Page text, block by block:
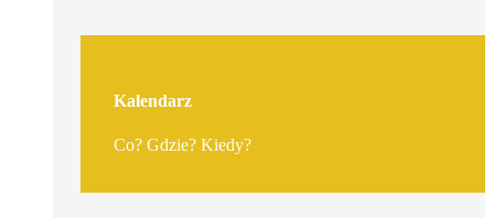
Kalendarz
Co? Gdzie? Kiedy?